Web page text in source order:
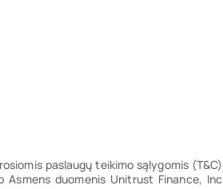
paslaugų teikimo sąlygomis (T&C)
Asmens duomenis Unitrust Finance, Inc